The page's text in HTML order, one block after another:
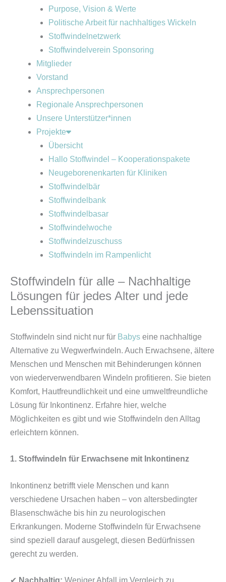
Purpose, Vision & Werte
Politische Arbeit für nachhaltiges Wickeln
Stoffwindelnetzwerk
Stoffwindelverein Sponsoring
Mitglieder
Vorstand
Ansprechpersonen
Regionale Ansprechpersonen
Unsere Unterstützer*innen
Projekte
Übersicht
Hallo Stoffwindel – Kooperationspakete
Neugeborenenkarten für Kliniken
Stoffwindelbär
Stoffwindelbank
Stoffwindelbasar
Stoffwindelwoche
Stoffwindelzuschuss
Stoffwindeln im Rampenlicht
Stoffwindeln für alle – Nachhaltige
Lösungen für jedes Alter und jede
Lebenssituation
Stoffwindeln sind nicht nur für Babys eine nachhaltige
Alternative zu Wegwerfwindeln. Auch Erwachsene, ältere
Menschen und Menschen mit Behinderungen können
von wiederverwendbaren Windeln profitieren. Sie bieten
Komfort, Hautfreundlichkeit und eine umweltfreundliche
Lösung für Inkontinenz. Erfahre hier, welche
Möglichkeiten es gibt und wie Stoffwindeln den Alltag
erleichtern können.
1. Stoffwindeln für Erwachsene mit Inkontinenz
Inkontinenz betrifft viele Menschen und kann
verschiedene Ursachen haben – von altersbedingter
Blasenschwäche bis hin zu neurologischen
Erkrankungen. Moderne Stoffwindeln für Erwachsene
sind speziell darauf ausgelegt, diesen Bedürfnissen
gerecht zu werden.